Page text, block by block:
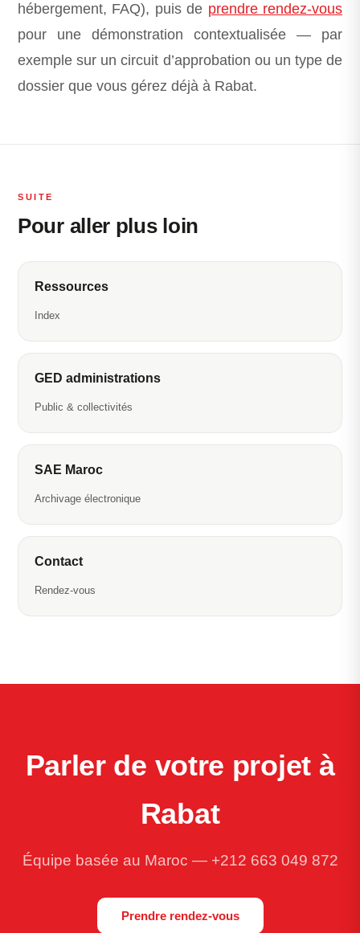
hébergement, FAQ), puis de prendre rendez-vous
pour une démonstration contextualisée — par
exemple sur un circuit d’approbation ou un type de
dossier que vous gérez déjà à Rabat.
SUITE
Pour aller plus loin
Ressources
Index
GED administrations
Public & collectivités
SAE Maroc
Archivage électronique
Contact
Rendez-vous
Parler de votre projet à
Rabat
Équipe basée au Maroc — +212 663 049 872
Prendre rendez-vous